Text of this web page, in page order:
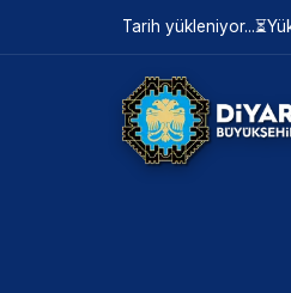
Tarih yükleniyor...⏳